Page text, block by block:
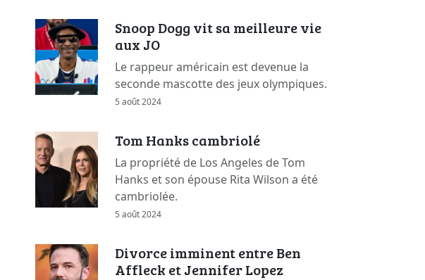
Snoop Dogg vit sa meilleure vie
aux JO
Le rappeur américain est devenue la
seconde mascotte des jeux olympiques.
5 août 2024
Tom Hanks cambriolé
La propriété de Los Angeles de Tom
Hanks et son épouse Rita Wilson a été
cambriolée.
5 août 2024
Divorce imminent entre Ben
Affleck et Jennifer Lopez